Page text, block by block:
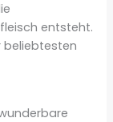
entsteht.
beliebtesten